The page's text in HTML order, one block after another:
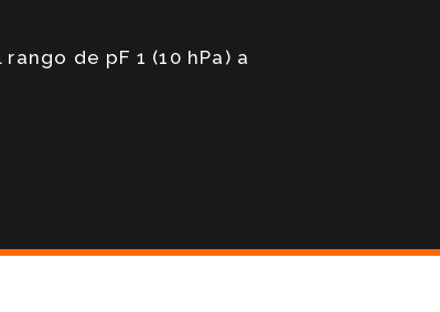
de pF 1 (10 hPa) a